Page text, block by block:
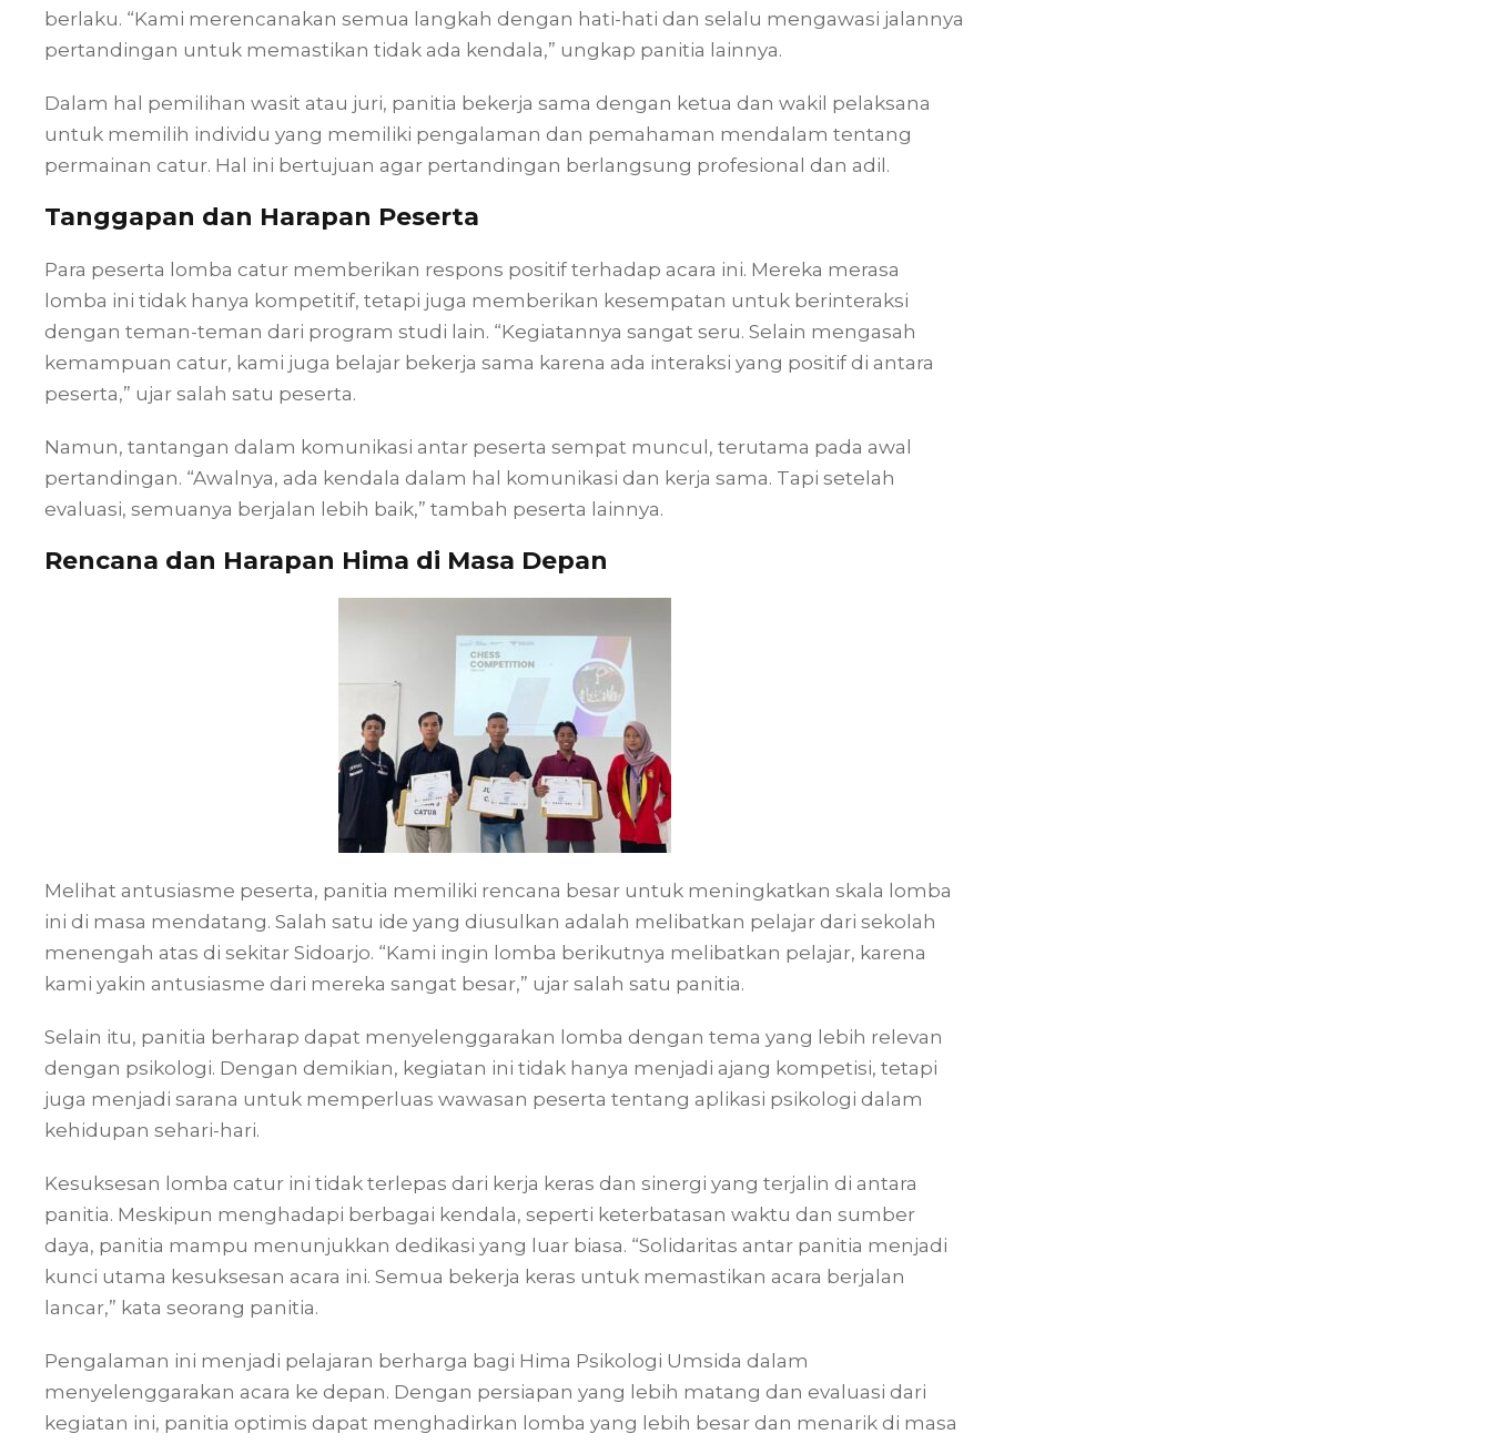
berlaku. “Kami merencanakan semua langkah dengan hati-hati dan selalu mengawasi jalannya
pertandingan untuk memastikan tidak ada kendala,” ungkap panitia lainnya.
Dalam hal pemilihan wasit atau juri, panitia bekerja sama dengan ketua dan wakil pelaksana
untuk memilih individu yang memiliki pengalaman dan pemahaman mendalam tentang
permainan catur. Hal ini bertujuan agar pertandingan berlangsung profesional dan adil.
Tanggapan dan Harapan Peserta
Para peserta lomba catur memberikan respons positif terhadap acara ini. Mereka merasa
lomba ini tidak hanya kompetitif, tetapi juga memberikan kesempatan untuk berinteraksi
dengan teman-teman dari program studi lain. “Kegiatannya sangat seru. Selain mengasah
kemampuan catur, kami juga belajar bekerja sama karena ada interaksi yang positif di antara
peserta,” ujar salah satu peserta.
Namun, tantangan dalam komunikasi antar peserta sempat muncul, terutama pada awal
pertandingan. “Awalnya, ada kendala dalam hal komunikasi dan kerja sama. Tapi setelah
evaluasi, semuanya berjalan lebih baik,” tambah peserta lainnya.
Rencana dan Harapan Hima di Masa Depan
Melihat antusiasme peserta, panitia memiliki rencana besar untuk meningkatkan skala lomba
ini di masa mendatang. Salah satu ide yang diusulkan adalah melibatkan pelajar dari sekolah
menengah atas di sekitar Sidoarjo. “Kami ingin lomba berikutnya melibatkan pelajar, karena
kami yakin antusiasme dari mereka sangat besar,” ujar salah satu panitia.
Selain itu, panitia berharap dapat menyelenggarakan lomba dengan tema yang lebih relevan
dengan psikologi. Dengan demikian, kegiatan ini tidak hanya menjadi ajang kompetisi, tetapi
juga menjadi sarana untuk memperluas wawasan peserta tentang aplikasi psikologi dalam
kehidupan sehari-hari.
Kesuksesan lomba catur ini tidak terlepas dari kerja keras dan sinergi yang terjalin di antara
panitia. Meskipun menghadapi berbagai kendala, seperti keterbatasan waktu dan sumber
daya, panitia mampu menunjukkan dedikasi yang luar biasa. “Solidaritas antar panitia menjadi
kunci utama kesuksesan acara ini. Semua bekerja keras untuk memastikan acara berjalan
lancar,” kata seorang panitia.
Pengalaman ini menjadi pelajaran berharga bagi Hima Psikologi Umsida dalam
menyelenggarakan acara ke depan. Dengan persiapan yang lebih matang dan evaluasi dari
kegiatan ini, panitia optimis dapat menghadirkan lomba yang lebih besar dan menarik di masa